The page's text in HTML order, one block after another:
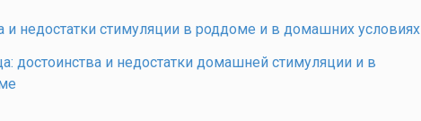
недостатки стимуляции в роддоме и в домашних условиях
достоинства и недостатки домашней стимуляции и в